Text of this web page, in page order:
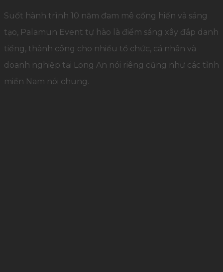
Suốt hành trình 10 năm đam mê cống hiến và sáng
tạo, Palamun Event tự hào là điểm sáng xây đắp danh
tiếng, thành công cho nhiều tổ chức, cá nhân và
doanh nghiệp tại Long An nói riêng cũng như các tỉnh
miền Nam nói chung.